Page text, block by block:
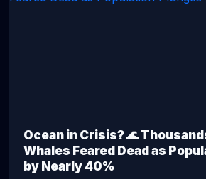
Ocean in Crisis? 🌊
Whales Feared Dead as
by Nearly 40%